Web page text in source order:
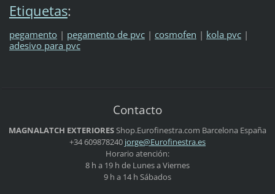
Etiquetas:
pegamento | pegamento de pvc | cosmofen | kola pvc |
adesivo para pvc
Contacto
MAGNALATCH EXTERIORESShop.Eurofinestra.com Barcelona España
+34 609878240 jorge@Eurofinestra.es
Horario atención:
8 h a 19 h de Lunes a Viernes
9 h a 14 h Sábados